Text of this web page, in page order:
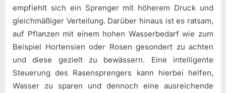
empfiehlt sich ein Sprenger mit höherem Druck und
gleichmäßiger Verteilung. Darüber hinaus ist es ratsam,
auf Pflanzen mit einem hohen Wasserbedarf wie zum
Beispiel Hortensien oder Rosen gesondert zu achten
und diese gezielt zu bewässern. Eine intelligente
Steuerung des Rasensprengers kann hierbei helfen,
Wasser zu sparen und dennoch eine ausreichende